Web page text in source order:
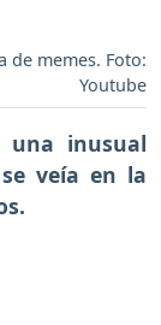
de memes. Foto:
Youtube
una inusual
veía en la